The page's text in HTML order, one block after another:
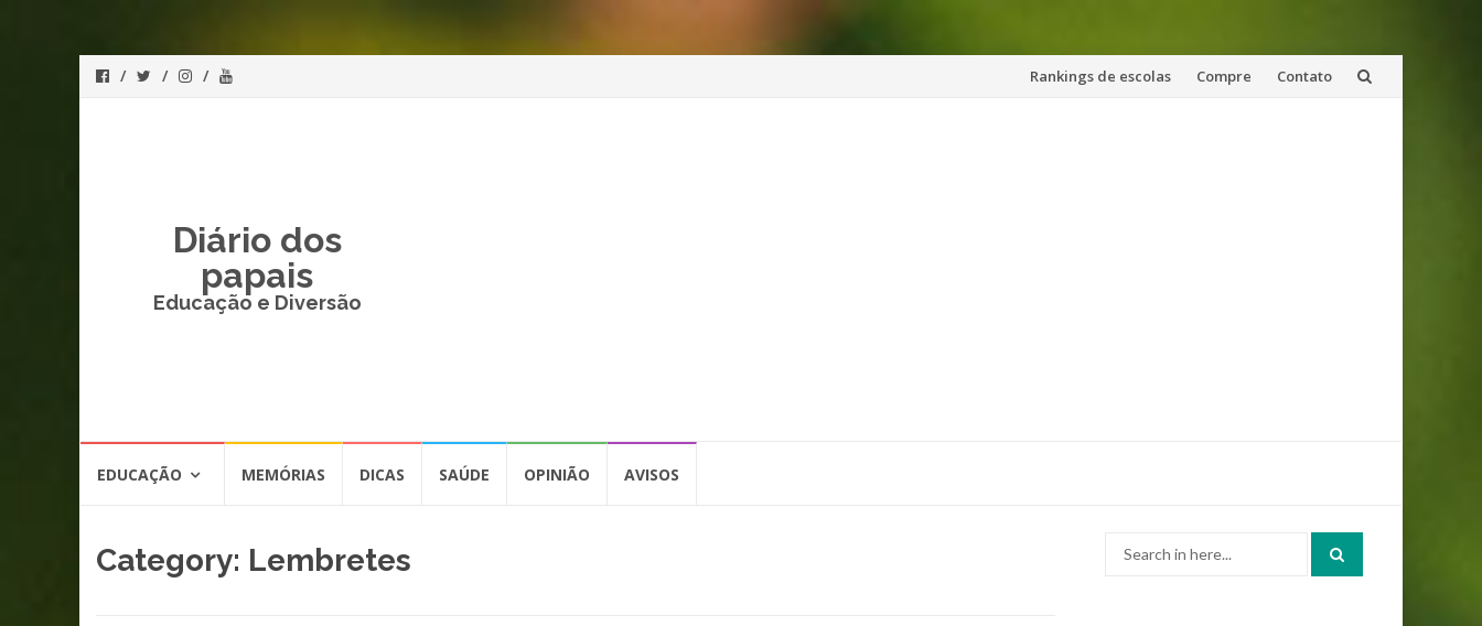
Skip
Rankings de escolas Compre Contato
Diário dos
papais
Educação e Diversão
EDUCAÇÃO MEMÓRIAS DICAS SAÚDE OPINIÃO AVISOS
Category: Lembretes